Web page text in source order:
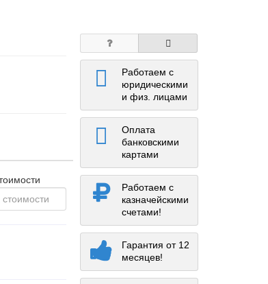
Работаем с
юридическими
и физ. лицами
Оплата
банковскими
картами
Работаем с
казначейскими
счетами!
Гарантия от 12
месяцев!